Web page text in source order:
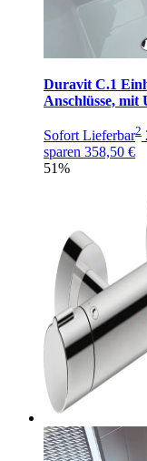
Duravit C.1
Anschlüsse, mit
Sofort Lieferbar2
sparen 358,50 €
51%